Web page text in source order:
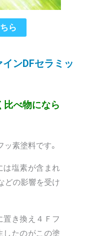
ら
ンDFセラミッ
比べ物になら
素塗料です。
は塩素が含まれ
どの影響を受け
置き換え４Ｆフ
したのがこの塗